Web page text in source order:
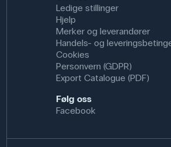
Ledige stillinger
Hjelp
Merker og leverandører
Handels- og
Cookies
Personvern (GDPR)
Export Catalogue (PDF)
Følg oss
Facebook